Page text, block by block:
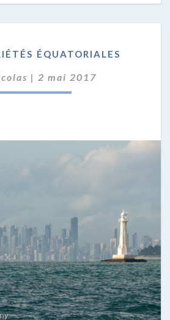
ÉQUATORIALES
équatoriales
| 2 mai 2017